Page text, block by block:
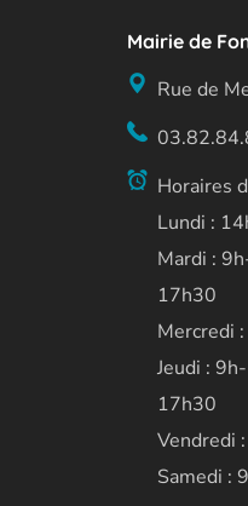
Mairie de
Rue de
Horaires
Lundi :
Mardi :
17h30
Mercredi
Jeudi :
17h30
Vendredi
Samedi :